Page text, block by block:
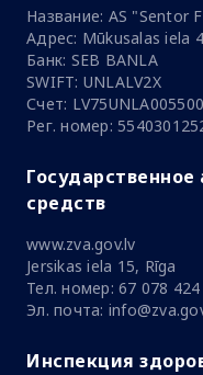
Название: AS "Sentor
Адрес: Mūkusalas iela
Банк: SEB BANLA
SWIFT: UNLALV2X
Счет:
Рег. номер:
средств
www.zva.gov.lv
Jersikas iela 15, Rīga
Тел. номер: 67 078 424
Эл. почта:
Инспекция